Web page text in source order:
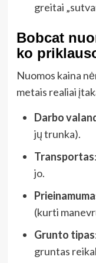
greitai
Bobcat
ko
Nuomos kaina
metais realiai
Darbo
jų trunka).
Transportas
jo.
(kurti
Grunto tipas
gruntas